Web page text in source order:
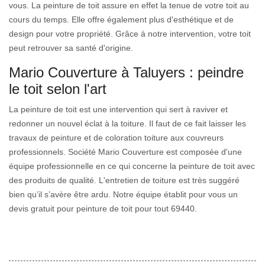
vous. La peinture de toit assure en effet la tenue de votre toit au
cours du temps. Elle offre également plus d'esthétique et de
design pour votre propriété. Grâce à notre intervention, votre toit
peut retrouver sa santé d'origine.
Mario Couverture à Taluyers : peindre
le toit selon l'art
La peinture de toit est une intervention qui sert à raviver et
redonner un nouvel éclat à la toiture. Il faut de ce fait laisser les
travaux de peinture et de coloration toiture aux couvreurs
professionnels. Société Mario Couverture est composée d'une
équipe professionnelle en ce qui concerne la peinture de toit avec
des produits de qualité. L'entretien de toiture est très suggéré
bien qu’il s’avère être ardu. Notre équipe établit pour vous un
devis gratuit pour peinture de toit pour tout 69440.